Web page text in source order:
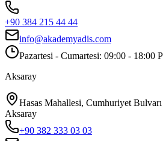
+90 384 215 44 44
info@akademyadis.com
Pazartesi - Cumartesi: 09:00 - 18:00
Aksaray
Hasas Mahallesi, Cumhuriyet
Aksaray
+90 382 333 03 03